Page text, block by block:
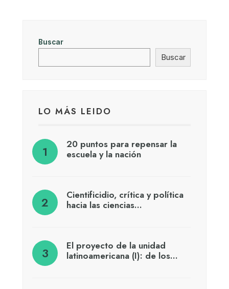
Buscar
Buscar
LO MÁS LEIDO
20 puntos para repensar la
escuela y la nación
Cientificidio, crítica y política
hacia las ciencias…
El proyecto de la unidad
latinoamericana (I): de los…